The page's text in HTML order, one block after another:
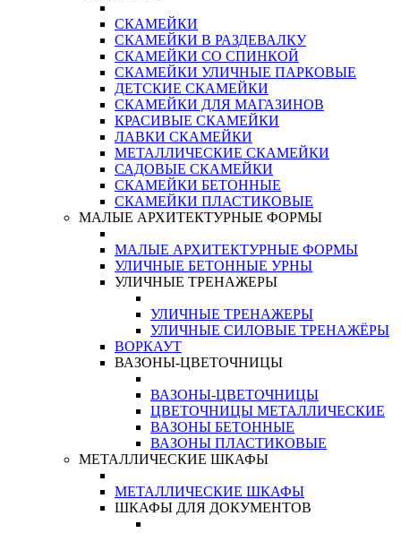
СКАМЕЙКИ
СКАМЕЙКИ В РАЗДЕВАЛКУ
СКАМЕЙКИ СО СПИНКОЙ
СКАМЕЙКИ УЛИЧНЫЕ ПАРКОВЫЕ
ДЕТСКИЕ СКАМЕЙКИ
СКАМЕЙКИ ДЛЯ МАГАЗИНОВ
КРАСИВЫЕ СКАМЕЙКИ
ЛАВКИ СКАМЕЙКИ
МЕТАЛЛИЧЕСКИЕ СКАМЕЙКИ
САДОВЫЕ СКАМЕЙКИ
СКАМЕЙКИ БЕТОННЫЕ
СКАМЕЙКИ ПЛАСТИКОВЫЕ
МАЛЫЕ АРХИТЕКТУРНЫЕ ФОРМЫ
МАЛЫЕ АРХИТЕКТУРНЫЕ ФОРМЫ
УЛИЧНЫЕ БЕТОННЫЕ УРНЫ
УЛИЧНЫЕ ТРЕНАЖЕРЫ
УЛИЧНЫЕ ТРЕНАЖЕРЫ
УЛИЧНЫЕ СИЛОВЫЕ ТРЕНАЖЁРЫ
ВОРКАУТ
ВАЗОНЫ-ЦВЕТОЧНИЦЫ
ВАЗОНЫ-ЦВЕТОЧНИЦЫ
ЦВЕТОЧНИЦЫ МЕТАЛЛИЧЕСКИЕ
ВАЗОНЫ БЕТОННЫЕ
ВАЗОНЫ ПЛАСТИКОВЫЕ
МЕТАЛЛИЧЕСКИЕ ШКАФЫ
МЕТАЛЛИЧЕСКИЕ ШКАФЫ
ШКАФЫ ДЛЯ ДОКУМЕНТОВ